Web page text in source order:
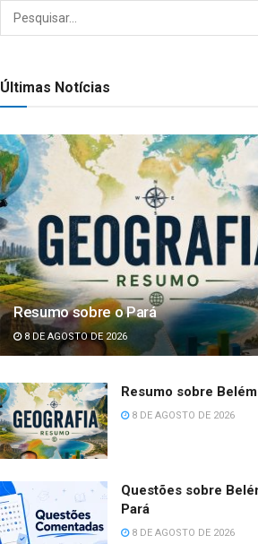
Últimas Notícias
Resumo sobre o Pará
8 DE AGOSTO DE 2026
Resumo sobre
8 DE AGOSTO DE 2026
Questões sobre
Pará
8 DE AGOSTO DE 2026